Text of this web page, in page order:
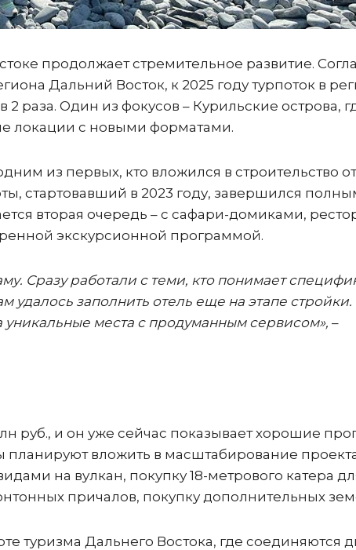
продолжает стремительное развитие.
Дальний Восток, к 2025 году турпоток в
в 2 раза. Один из фокусов – Курильские острова,
локации с новыми форматами.
из первых, кто вложился в строительство
стартовавший в 2023 году, завершился
вторая очередь – с сафари-домиками,
экскурсионной программой.
Сразу работали с теми, кто понимает
удалось заполнить отель еще на этапе стройки.
уникальные места с продуманным сервисом», –
руб., и он уже сейчас показывает хорошие
планируют вложить в масштабирование
на вулкан, покупку 18-метрового катера
причалов, покупку дополнительных
туризма Дальнего Востока, где соединяются